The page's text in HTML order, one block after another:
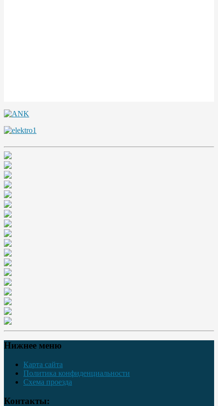
Нижнее меню
Карта сайта
Политика конфиденциальности
Схема проезда
Контакты: